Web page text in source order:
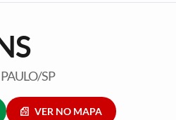
SP
VER NO MAPA